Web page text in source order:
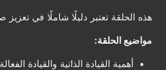
هذه الحلقة تعتبر دليلًا شاملًا في تعزيز
مواضيع الحلقة:
أهمية القيادة الذاتية والقيادة الفعالة